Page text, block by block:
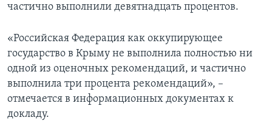
частично выполнили девятнадцать процентов.
«Российская Федерация как оккупирующее
государство в Крыму не выполнила полностью ни
одной из оценочных рекомендаций, и частично
выполнила три процента рекомендаций», –
отмечается в информационных документах к
докладу.